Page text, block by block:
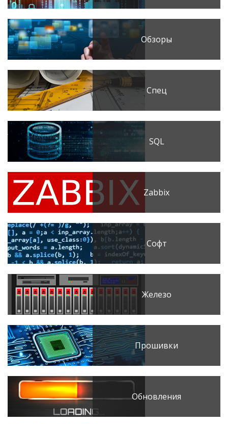
Обзоры
Спец
SQL
Zabbix
Софт
Железо
Прошивки
Обновления